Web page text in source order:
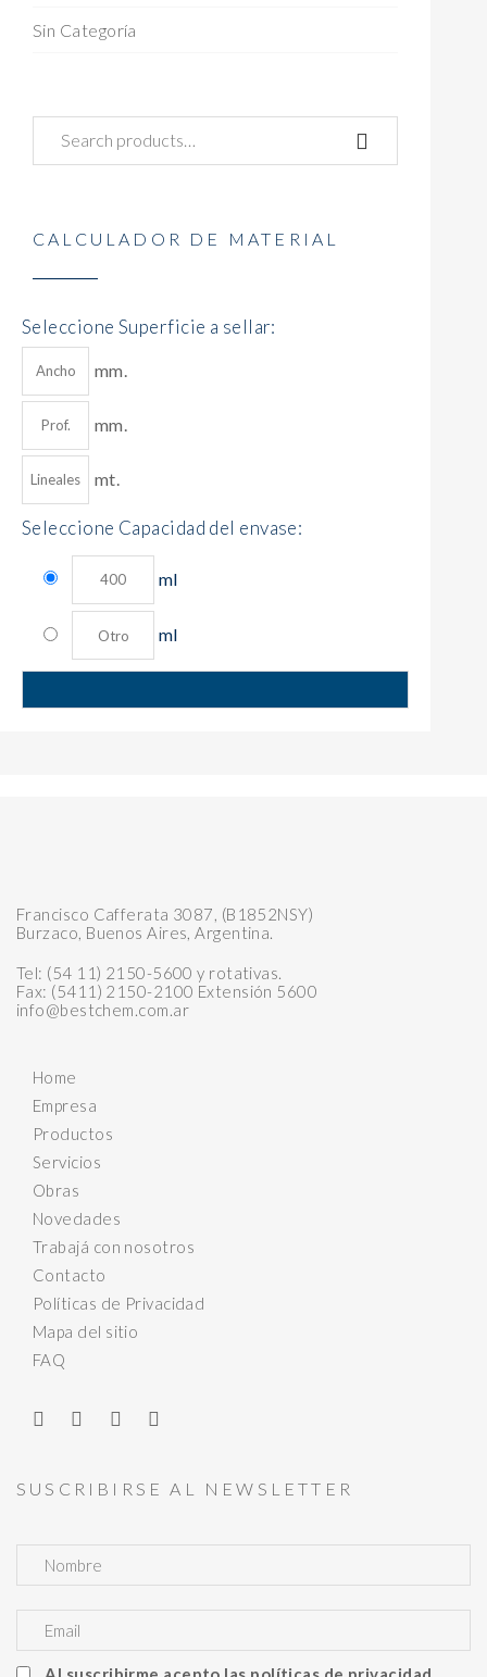
Sin Categoría
CALCULADOR DE MATERIAL
Seleccione Superficie a sellar:
mm.
mm.
mt.
Seleccione Capacidad del envase:
ml
ml
Francisco Cafferata 3087, (B1852NSY)
Burzaco, Buenos Aires, Argentina.
Tel: (54 11) 2150-5600 y rotativas.
Fax: (5411) 2150-2100 Extensión 5600
info@bestchem.com.ar
Home
Empresa
Productos
Servicios
Obras
Novedades
Trabajá con nosotros
Contacto
Políticas de Privacidad
Mapa del sitio
FAQ
SUSCRIBIRSE AL NEWSLETTER